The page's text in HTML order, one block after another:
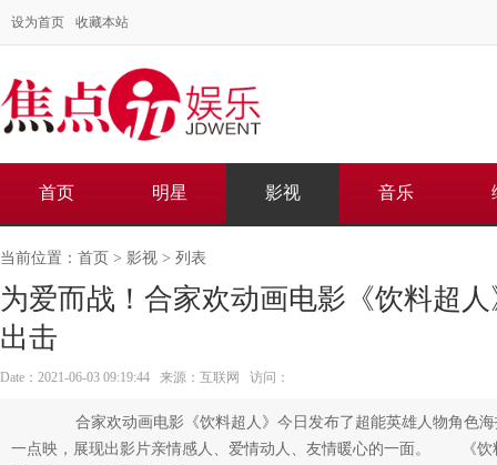
设为首页 收藏本站
首页 明星 影视 音乐
当前位置： 首页 > 影视 > 列表
为爱而战！合家欢动画电影《饮料超
出击
Date：2021-06-03 09:19:44 来源：互联网 访问：
合家欢动画电影《饮料超人》今日发布了超能英雄人物角色海
一点映，展现出影片亲情感人、爱情动人、友情暖心的一面。 《饮